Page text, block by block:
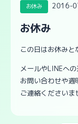
お休み 2016-
お休み
この日はお休みと
メールやLINEへ
お問い合わせや
ご連絡くださいま